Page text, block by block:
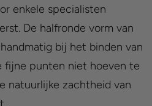
enkele specialisten
De halfronde vorm van
bij het binden van
fijne punten niet hoeven te
natuurlijke zachtheid van